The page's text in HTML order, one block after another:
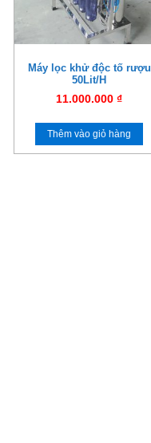
Máy lọc khử độc tố rượu
50Lit/H
11.000.000₫
Thêm vào giỏ hàng